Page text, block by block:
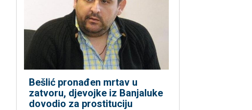
Bešlić pronađen mrtav u
zatvoru, djevojke iz Banjaluke
dovodio za prostituciju